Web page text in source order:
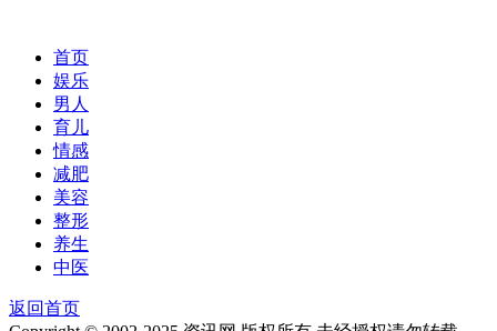
首页
娱乐
男人
育儿
情感
减肥
美容
整形
养生
中医
返回首页